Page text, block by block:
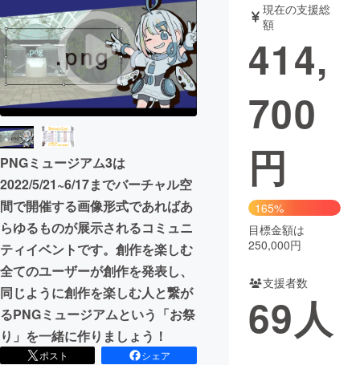
テクノロジー・ガジェット
映像・映画 書籍・雑誌
ビジネス・起業 チャレンジ
CAMPFIRE for Social Good
CAMPFIRE Creation
CAMPFIREふるさと納税machi-ya コミュニティ
PNGミュージアム3は
2022/5/21~6/17までバーチャル空
間で開催する画像形式であればあ
らゆるものが展示されるコミュニ
ティイベントです。創作を楽しむ
全てのユーザーが創作を発表し、
同じように創作を楽しむ人と繋が
るPNGミュージアムという「お祭
り」を一緒に作りましょう！
ポスト
シェア
現在の支援総
額
414,
700
円
165%
目標金額は
250,000円
支援者数
69人